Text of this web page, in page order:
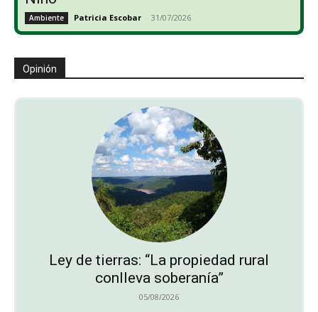
Ambiente Patricia Escobar - 31/07/2026
Opinión
Ley de tierras: “La propiedad rural
conlleva soberanía”
05/08/2026